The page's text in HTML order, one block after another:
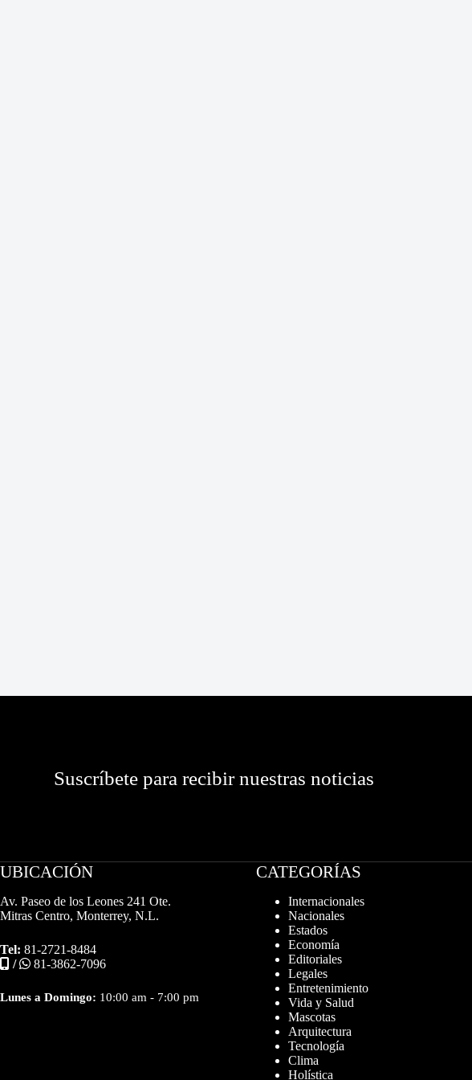
Suscríbete para recibir nuestras noticias
UBICACIÓN
Av. Paseo de los Leones 241 Ote.
Mitras Centro, Monterrey, N.L.
Tel: 81-2721-8484
/
81-3862-7096
Lunes a Domingo: 10:00 am - 7:00 pm
CATEGORÍAS
Internacionales
Nacionales
Estados
Economía
Editoriales
Legales
Entretenimiento
Vida y Salud
Mascotas
Arquitectura
Tecnología
Clima
Holística